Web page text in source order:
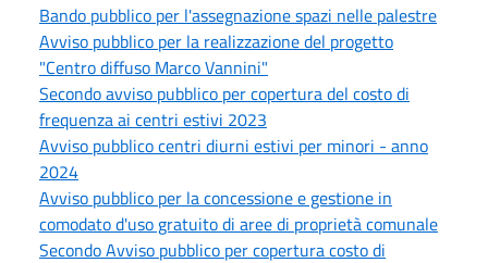
Bando pubblico per l'assegnazione spazi nelle palestre
Avviso pubblico per la realizzazione del progetto
"Centro diffuso Marco Vannini"
Secondo avviso pubblico per copertura del costo di
frequenza ai centri estivi 2023
Avviso pubblico centri diurni estivi per minori - anno
2024
Avviso pubblico per la concessione e gestione in
comodato d'uso gratuito di aree di proprietà comunale
Secondo Avviso pubblico per copertura costo di